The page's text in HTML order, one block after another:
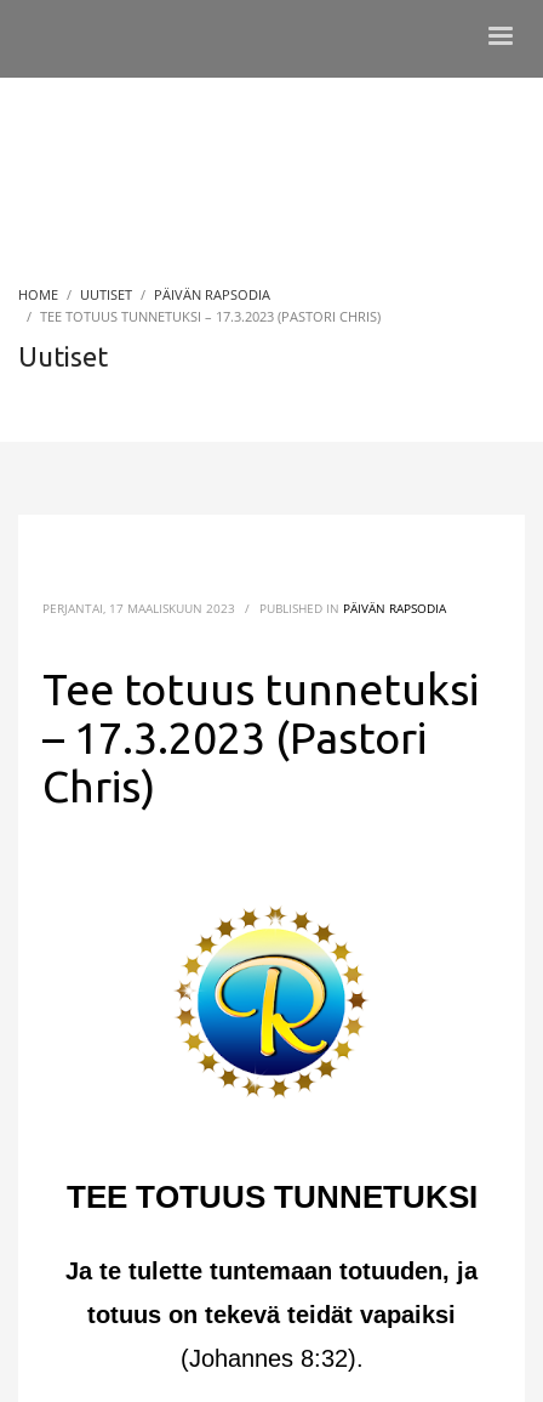
HOME UUTISET
PÄIVÄN RAPSODIA
TEE TOTUUS TUNNETUKSI – 17.3.2023 (PASTORI CHRIS)
Uutiset
PERJANTAI, 17 MAALISKUUN 2023 / PUBLISHED IN PÄIVÄN RAPSODIA
Tee totuus tunnetuksi
– 17.3.2023 (Pastori
Chris)
TEE TOTUUS TUNNETUKSI
Ja te tulette tuntemaan totuuden, ja
totuus on tekevä teidät vapaiksi
(Johannes 8:32).